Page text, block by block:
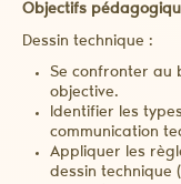
Objectifs
Dessin technique :
Se confronter au
objective.
Identifier les
communication
Appliquer les
dessin technique